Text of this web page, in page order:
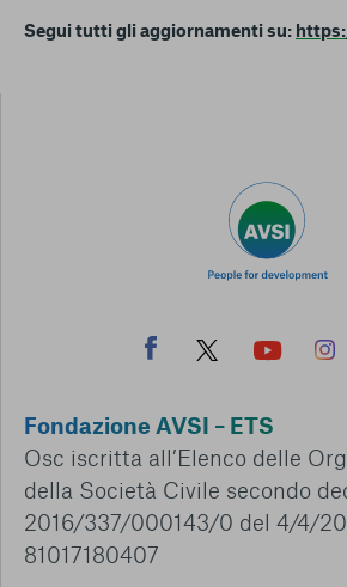
Segui tutti gli aggiornamenti su:
Fondazione AVSI – ETS
Osc iscritta all’Elenco delle
della Società Civile secondo
2016/337/000143/0 del 4/4/
81017180407